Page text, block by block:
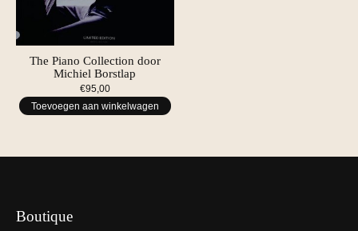
The Piano Collection door
Michiel Borstlap
€95,00
Toevoegen aan winkelwagen
Boutique